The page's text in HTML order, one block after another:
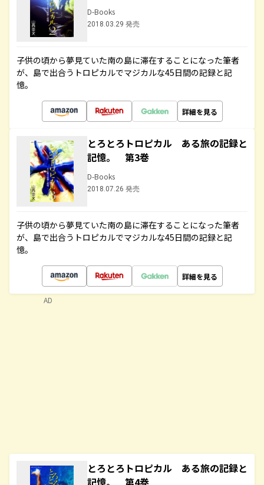
D-Books
2018.03.29 発売
子供の頃から夢見ていた南の島に滞在することになった筆者
が、島で出合うトロピカルでマジカルな45日間の記録と記
憶。
詳細を見る
とろとろトロピカル ある旅の記録と
記憶。 第3巻
D-Books
2018.07.26 発売
子供の頃から夢見ていた南の島に滞在することになった筆者
が、島で出合うトロピカルでマジカルな45日間の記録と記
憶。
詳細を見る
とろとろトロピカル ある旅の記録と
記憶。 第4巻
AD